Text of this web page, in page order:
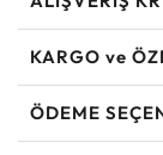
KARGO ve
ÖDEME